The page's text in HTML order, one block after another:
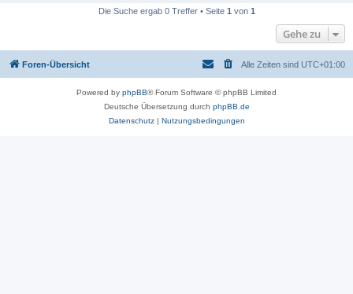
Die Suche ergab 0 Treffer • Seite 1 von 1
Gehe zu
Foren-Übersicht Alle Zeiten sind UTC+01:00
Powered by phpBB® Forum Software © phpBB Limited
Deutsche Übersetzung durch phpBB.de
Datenschutz| Nutzungsbedingungen